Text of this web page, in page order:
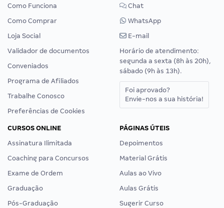
Como Funciona
Como Comprar
Loja Social
Validador de documentos
Conveniados
Programa de Afiliados
Trabalhe Conosco
Preferências de Cookies
Chat
WhatsApp
E-mail
Horário de atendimento:
segunda a sexta (8h às 20h),
sábado (9h às 13h).
Foi aprovado?
Envie-nos a sua história!
CURSOS ONLINE
Assinatura Ilimitada
Coaching para Concursos
Exame de Ordem
Graduação
Pós-Graduação
PÁGINAS ÚTEIS
Depoimentos
Material Grátis
Aulas ao Vivo
Aulas Grátis
Sugerir Curso